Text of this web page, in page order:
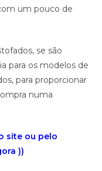
um pouco de
se são
para os modelos de
para proporcionar
numa
site ou pelo
))